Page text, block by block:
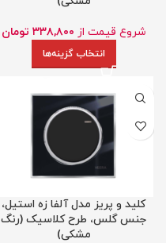
شروع قیمت از ۳۳۸,۸۰۰ تومان
انتخاب گزینه‌ها
کلید و پریز مدل آلفا زه استیل،
جنس گلس، طرح کلاسیک (رنگ
مشکی)